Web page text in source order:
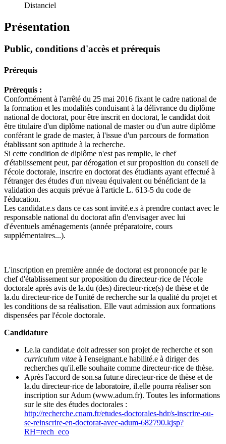
Distanciel
Présentation
Public, conditions d'accès et prérequis
Prérequis
Prérequis :
Conformément à l'arrêté du 25 mai 2016 fixant le cadre national de
la formation et les modalités conduisant à la délivrance du diplôme
national de doctorat, pour être inscrit en doctorat, le candidat doit
être titulaire d'un diplôme national de master ou d'un autre diplôme
conférant le grade de master, à l'issue d'un parcours de formation
établissant son aptitude à la recherche.
Si cette condition de diplôme n'est pas remplie, le chef
d'établissement peut, par dérogation et sur proposition du conseil de
l'école doctorale, inscrire en doctorat des étudiants ayant effectué à
l'étranger des études d'un niveau équivalent ou bénéficiant de la
validation des acquis prévue à l'article L. 613-5 du code de
l'éducation.
Les candidat.e.s dans ce cas sont invité.e.s à prendre contact avec le
responsable national du doctorat afin d'envisager avec lui
d'éventuels aménagements (année préparatoire, cours
supplémentaires...).
L'inscription en première année de doctorat est prononcée par le
chef d'établissement sur proposition du directeur·rice de l'école
doctorale après avis de la.du (des) directeur·rice(s) de thèse et de
la.du directeur·rice de l'unité de recherche sur la qualité du projet et
les conditions de sa réalisation. Elle vaut admission aux formations
dispensées par l'école doctorale.
Candidature
Le.la candidat.e doit adresser son projet de recherche et son
curriculum vitae à l'enseignant.e habilité.e à diriger des
recherches qu'il.elle souhaite comme directeur·rice de thèse.
Après l'accord de son.sa futur.e directeur·rice de thèse et de
la.du directeur·rice de laboratoire, il.elle pourra réaliser son
inscription sur Adum (www.adum.fr). Toutes les informations
sur le site des études doctorales :
http://recherche.cnam.fr/etudes-doctorales-hdr/s-inscrire-ou-
se-reinscrire-en-doctorat-avec-adum-682790.kjsp?
RH=rech_eco